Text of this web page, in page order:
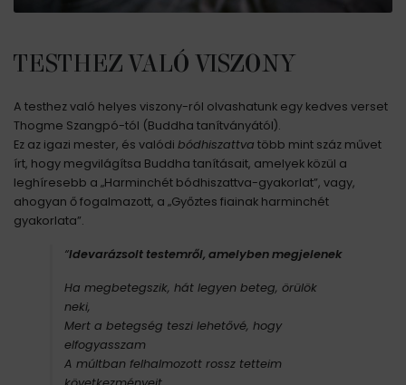
TESTHEZ VALÓ VISZONY
A testhez való helyes viszony-ról olvashatunk egy kedves verset
Thogme Szangpó-tól (Buddha tanítványától).
Ez az igazi mester, és valódi bódhiszattva több mint száz művet
írt, hogy megvilágítsa Buddha tanításait, amelyek közül a
leghíresebb a „Harminchét bódhiszattva-gyakorlat”, vagy,
ahogyan ő fogalmazott, a „Győztes fiainak harminchét
gyakorlata”.
“Idevarázsolt testemről, amelyben megjelenek
Ha megbetegszik, hát legyen beteg, örülök
neki,
Mert a betegség teszi lehetővé, hogy
elfogyasszam
A múltban felhalmozott rossz tetteim